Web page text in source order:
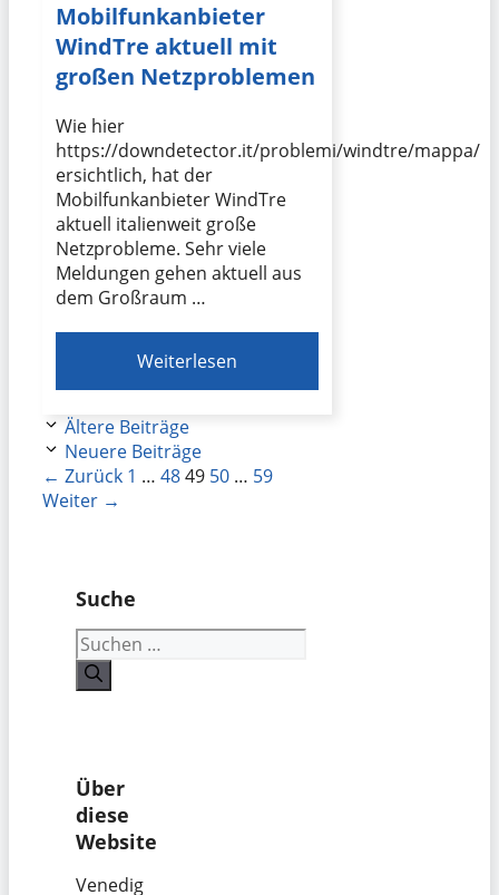
Mobilfunkanbieter
WindTre aktuell mit
großen Netzproblemen
Wie hier
https://downdetector.it/problemi/windtre/mappa/
ersichtlich, hat der
Mobilfunkanbieter WindTre
aktuell italienweit große
Netzprobleme. Sehr viele
Meldungen gehen aktuell aus
dem Großraum …
Weiterlesen
Ältere Beiträge
Neuere Beiträge
← Zurück Seite
1 … Seite
48Seite
49 Seite
50 … Seite
59
Weiter →
Suche
Suchen
nach:
Über
diese
Website
Venedig